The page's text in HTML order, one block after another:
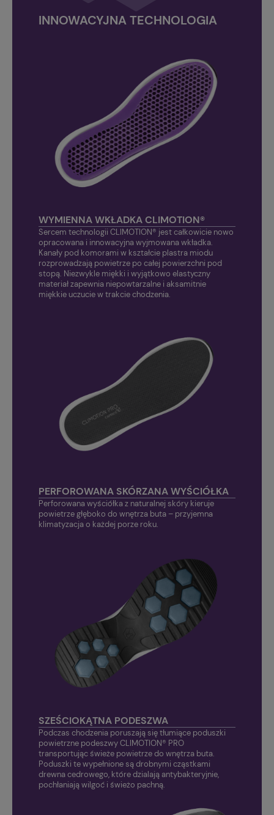
INNOWACYJNA TECHNOLOGIA
WYMIENNA WKŁADKA CLIMOTION®
Sercem technologii CLIMOTION® jest całkowicie nowo
opracowana i innowacyjna wyjmowana wkładka.
Kanały pod komorami w kształcie plastra miodu
rozprowadzają powietrze po całej powierzchni pod
stopą. Niezwykle miękki i wyjątkowo elastyczny
materiał zapewnia niepowtarzalne i aksamitnie
miękkie uczucie w trakcie chodzenia.
PERFOROWANA SKÓRZANA WYŚCIÓŁKA
Perforowana wyściółka z naturalnej skóry kieruje
powietrze głęboko do wnętrza buta – przyjemna
klimatyzacja o każdej porze roku.
SZEŚCIOKĄTNA PODESZWA
Podczas chodzenia poruszają się tłumiące poduszki
powietrzne podeszwy CLIMOTION® PRO
transportując świeże powietrze do wnętrza buta.
Poduszki te wypełnione są drobnymi cząstkami
drewna cedrowego, które dzialają antybakteryjnie,
pochłaniają wilgoć i świeżo pachną.